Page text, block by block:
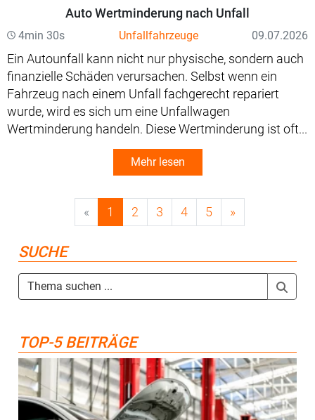
Auto Wertminderung nach Unfall
4min 30s Unfallfahrzeuge 09.07.2026
Ein Autounfall kann nicht nur physische, sondern auch
finanzielle Schäden verursachen. Selbst wenn ein
Fahrzeug nach einem Unfall fachgerecht repariert
wurde, wird es sich um eine Unfallwagen
Wertminderung handeln. Diese Wertminderung ist oft...
Mehr lesen
« 1 2 3 4 5 »
SUCHE
TOP-5 BEITRÄGE